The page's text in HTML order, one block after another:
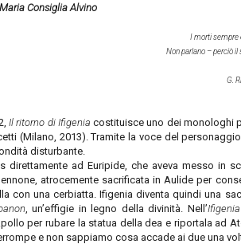
Consiglia Alvino
I morti sempre
Non parlano – perciò
G.
Il ritorno di Ifigenia costituisce uno dei monologhi
(Milano, 2013). Tramite la voce del
disturbante.
ad Euripide, che aveva messo in
atrocemente sacrificata in Aulide per
con una cerbiatta. Ifigenia diventa quindi una
, un’effigie in legno della divinità. Nell’
per rubare la statua della dea e riportala ad
e non sappiamo cosa accade ai due una